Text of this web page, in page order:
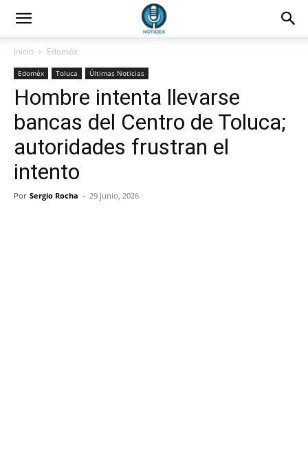
Inicio Edoméx
Edoméx Toluca Últimas Noticias
Hombre intenta llevarse
bancas del Centro de Toluca;
autoridades frustran el
intento
Por Sergio Rocha - 29 junio, 2026